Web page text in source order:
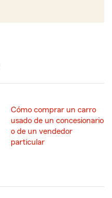
Cómo comprar un carro
usado de un concesionario
o de un vendedor
particular